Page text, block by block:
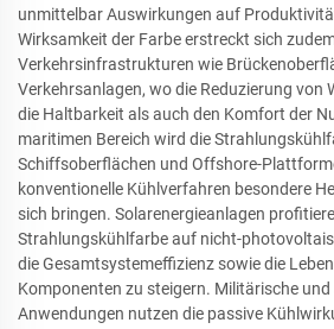
unmittelbar Auswirkungen auf
Wirksamkeit der Farbe erstreckt sich
Verkehrsinfrastrukturen wie
Verkehrsanlagen, wo die Reduzierung von
die Haltbarkeit als auch den Komfort der
maritimen Bereich wird die
Schiffsoberflächen und Offshore-
konventionelle Kühlverfahren besondere
sich bringen. Solarenergieanlagen
Strahlungskühlfarbe auf nicht-
die Gesamtsystemeffizienz sowie die
Komponenten zu steigern. Militärische
Anwendungen nutzen die passive